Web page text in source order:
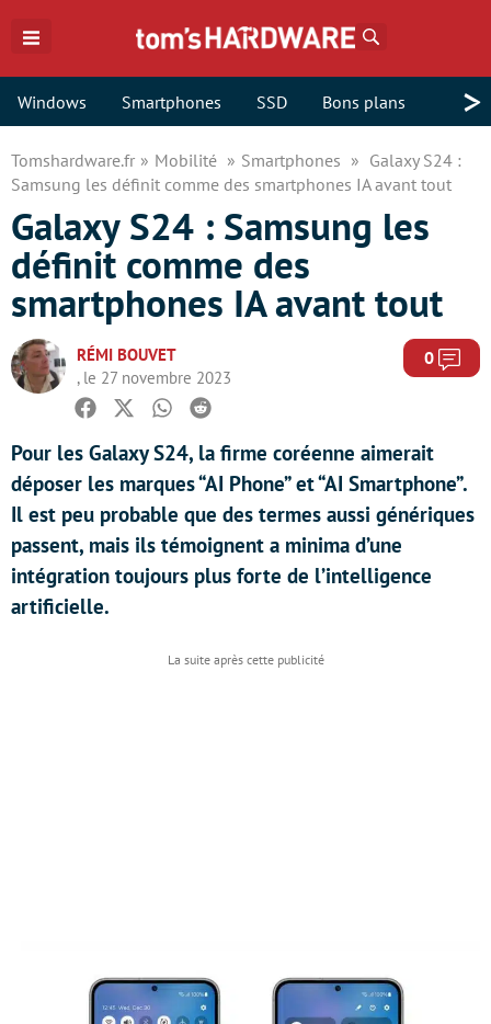
Windows Smartphones SSD Bons plans >
Tomshardware.fr Mobilité Smartphones
Galaxy S24 :
Samsung les définit comme des smartphones IA avant tout
Galaxy S24 : Samsung les
définit comme des
smartphones IA avant tout
RÉMI BOUVET
, le 27 novembre 2023
0
Facebook
TwitterWhatsapp
Reddit
Pour les Galaxy S24, la firme coréenne aimerait
déposer les marques “AI Phone” et “AI Smartphone”.
Il est peu probable que des termes aussi génériques
passent, mais ils témoignent a minima d’une
intégration toujours plus forte de l’intelligence
artificielle.